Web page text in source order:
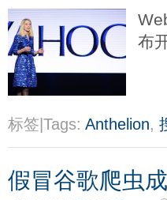
布
标签|Tags: Anthelion,
假冒谷歌爬虫